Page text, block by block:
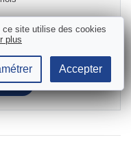
:
ce site utilise des cookies
plus
Accepter